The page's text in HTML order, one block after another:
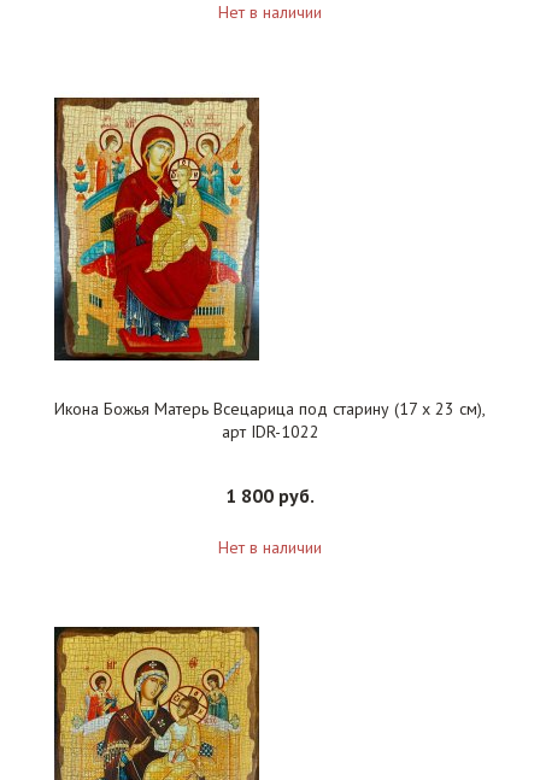
Нет в наличии
Икона Божья Матерь Всецарица под старину (17 х 23 см),
арт IDR-1022
1 800 руб.
Нет в наличии